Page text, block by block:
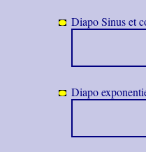
Diapo Sinus et
Diapo